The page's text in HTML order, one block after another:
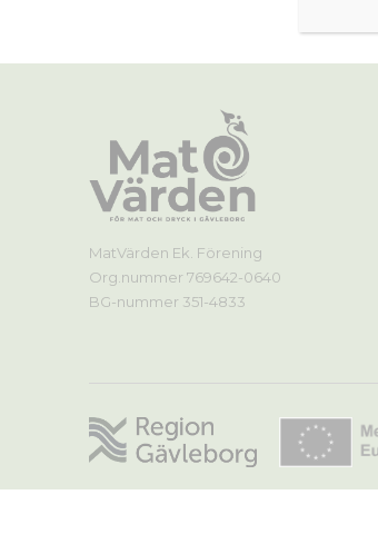
MatVärden Ek. Förening
Org.nummer 769642-0640
BG-nummer 351-4833